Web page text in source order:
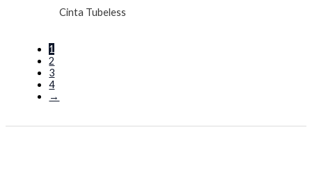
Cinta Tubeless
1
2
3
4
→